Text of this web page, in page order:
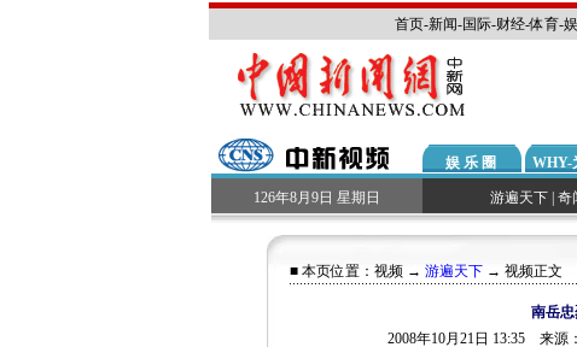
首页-新闻-国际-财经-体育-
娱 乐 圈 WHY-
126年8月9日 星期日 游遍天下 奇
■ 本页位置： 视频→ 游遍天下→ 视频正文
南岳忠
2008年10月21日 13:35 来源